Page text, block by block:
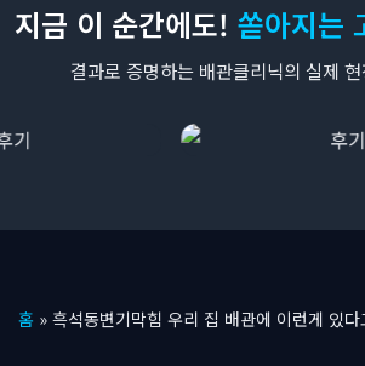
지금 이 순간에도! 쏟아지는
결과로 증명하는 배관클리닉의 실제
텐
홈 » 흑석동변기막힘 우리 집 배관에 이런게 있다